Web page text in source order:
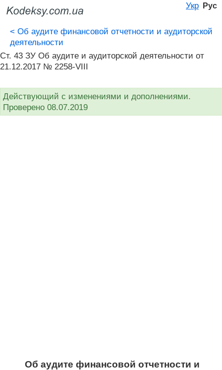
Укр Рус
< Об аудите финансовой отчетности и аудиторской
деятельности
Ст. 43 ЗУ Об аудите и аудиторской деятельности от
21.12.2017 № 2258-VIII
Действующий с изменениями и дополнениями.
Проверено 08.07.2019
Об аудите финансовой отчетности и